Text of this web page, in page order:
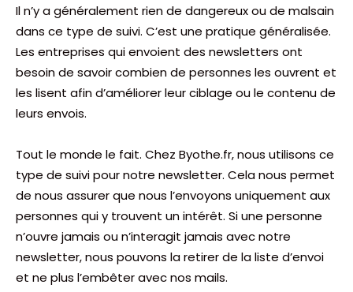
Il n’y a généralement rien de dangereux ou de malsain
dans ce type de suivi. C’est une pratique généralisée.
Les entreprises qui envoient des newsletters ont
besoin de savoir combien de personnes les ouvrent et
les lisent afin d’améliorer leur ciblage ou le contenu de
leurs envois.
Tout le monde le fait. Chez Byothe.fr, nous utilisons ce
type de suivi pour notre newsletter. Cela nous permet
de nous assurer que nous l’envoyons uniquement aux
personnes qui y trouvent un intérêt. Si une personne
n’ouvre jamais ou n’interagit jamais avec notre
newsletter, nous pouvons la retirer de la liste d’envoi
et ne plus l’embêter avec nos mails.